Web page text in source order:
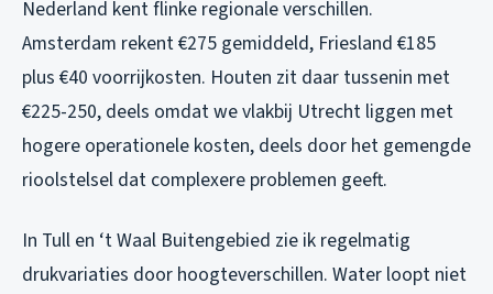
Nederland kent flinke regionale verschillen.
Amsterdam rekent €275 gemiddeld, Friesland €185
plus €40 voorrijkosten. Houten zit daar tussenin met
€225-250, deels omdat we vlakbij Utrecht liggen met
hogere operationele kosten, deels door het gemengde
rioolstelsel dat complexere problemen geeft.
In Tull en ‘t Waal Buitengebied zie ik regelmatig
drukvariaties door hoogteverschillen. Water loopt niet